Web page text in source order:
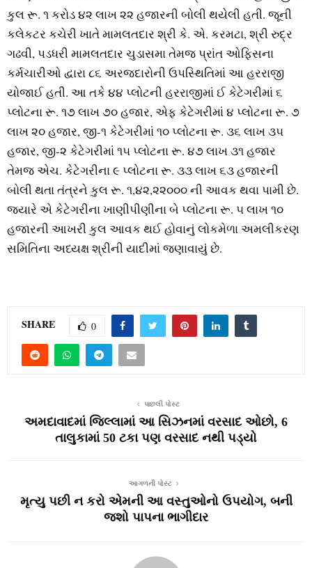
કુલ રૂ. ૧ કરોડ ૪૨ લાખ ૨૨ હજારની બોલી થયેલી હતી. જૂની
કલેકટર કચેરી ખાતે મામલતદાર શ્રી કે. એ. કરમટા, શ્રી રુદ્ર
ગઢવી, પડધરી મામલતદાર ચુડાસમા તેમજ પ્રાંત ઓફિસના
કર્મચારીઓ દ્વારા ૮૬ અરજ્દારોની ઉપસ્થિતિમાં આ હરરાજી
યોજાઈ હતી. આ તકે ૪૪ પ્લોટની હરરાજીમાં ઈ કેટેગરીમાં ૬
પ્લોટના રૂ. ૧૭ લાખ ૭૦ હજાર, એફ કેટેગરીમાં ૪ પ્લોટના રૂ. ૭
લાખ ૨૦ હજાર, જી-૧ કેટેગરીમાં ૧૦ પ્લોટના રૂ. ૩૬ લાખ ૩૫
હજાર, જી-૨ કેટેગરીમાં ૧૫ પ્લોટના રૂ. ૪૭ લાખ ૩૧ હજાર
તેમજ એચ. કેટેગરીના ૯ પ્લોટના રૂ. ૩૩ લાખ ૬૩ હજારની
બોલી થતા તંત્રને કુલ રૂ. ૧,૪૨,૨૨૦૦૦ ની આવક થવા પામી છે.
જયારે એ કેટેગરીના ખાણીપીણીના બે પ્લોટના રૂ. ૫ લાખ ૧૦
હજારની આખરી કુલ આવક થઈ હોવાનું લોકમેળા અમલીકરણ
સમિતિના અધ્યક્ષ શ્રીની યાદીમાં જણાવાયું છે.
SHARE 0
પાછલી પોસ્ટ
અમદાવાદમાં જિલ્લામાં આ સિઝનમાં વરસાદ ઓછો, 6
તાલુકામાં 50 ટકા પણ વરસાદ નથી પડ્યો
આગળની પોસ્ટ
મૃત્યુ પછી ન કરો એમની આ વસ્તુઓનો ઉપયોગ, બની
જશો પાપના ભાગીદાર